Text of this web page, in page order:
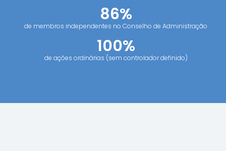
86%
de membros independentes no Conselho de Administração
100%
de ações ordinárias (sem controlador definido)